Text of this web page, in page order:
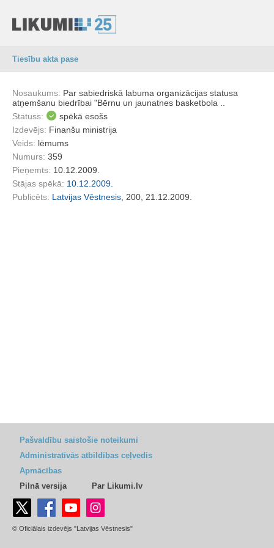
Tiesību akta pase
Nosaukums: Par sabiedriskā labuma organizācijas statusa
atņemšanu biedrībai "Bērnu un jaunatnes basketbola ..
Statuss:
spēkā esošs
Izdevējs: Finanšu ministrija
Veids: lēmums
Numurs: 359
Pieņemts: 10.12.2009.
Stājas spēkā: 10.12.2009.
Publicēts: Latvijas Vēstnesis , 200, 21.12.2009.
Pašvaldību saistošie noteikumi
Administratīvās atbildības ceļvedis
Apmācības
Pilnā versija
Par Likumi.lv
© Oficiālais izdevējs "Latvijas Vēstnesis"